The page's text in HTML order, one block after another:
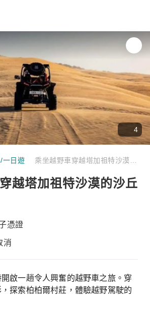
4
一日遊
越塔加祖特沙漠的沙丘
憑證
消
啟一趟令人興奮的越野車之旅。穿
探索柏柏爾村莊，體驗越野駕駛的